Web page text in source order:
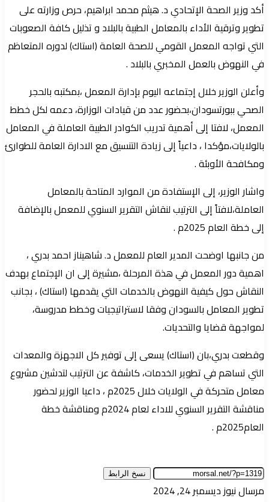
أكد وزير الصحة الإتحادي د. هيثم محمد ابراهيم، حرص وزارته على
تطوير وترقية الأداء بالمعامل الطبية بالبلاد و تذليل كافة الصعوبات
التي تواجه المعمل القومي للصحة العامة (استاك) لدوره المتعاظم
في النهوض بالعمل المخبري بالبلاد .
وأعلن الوزير خلال إجتماعه اليوم بإدارة المعمل ،بمكتبه بالحجر
الصحي ببورتسودان،بحضور عدد من قيادات الوزارة، دعمه لكل خطط
المعمل، لافتا إلى أهمية تدريب الكوادر الطبية العاملة في المعامل
بالولايات،مؤكدا ، داعياً إلى زيادة التنسيق مع الادارة العامة للطوارئ
ومكافحة الأوبئة .
واشار الوزير، إلى الإستفادة من الموارد المتاحة بالمعامل
العاملة،لافتاً إلى الترتيب لنقاش التقرير السنوي للمعمل بالإضافة
إلى خطة العام 2025م .
من جانبها اوضحت المدير العام للمعمل د. شاهيناز احمد بدري ،
اهمية دور المعمل في هذة المرحلة ،مشيرة إلى ان الإجتماع بهدف
النقاش حول كيفية النهوض بالخدمات التي يقدمها (استاك) ، بجانب
تطوير المعامل بالسودان وفقا لاستراتيجيات وخطط مدروسة،
لمواجهة قضايا والتحديات.
وقطعت بدري،بان (استاك) يسعى إلى توفير كل الاجهزة والمعدات
التي تساهم في تطوير الخدمات، كاشفة عن الترتيب لتدشين مشروع
معامل متحركة في الولايات خلال 2025م ، داعيا الوزير لحضور
مناقشة التقرير السنوي للاداء لعام 2024م ومناقشة خطة
العام2025م .
نسخ الرابط
مرسال نيوزأرسل
ديسمبر 24, 2024